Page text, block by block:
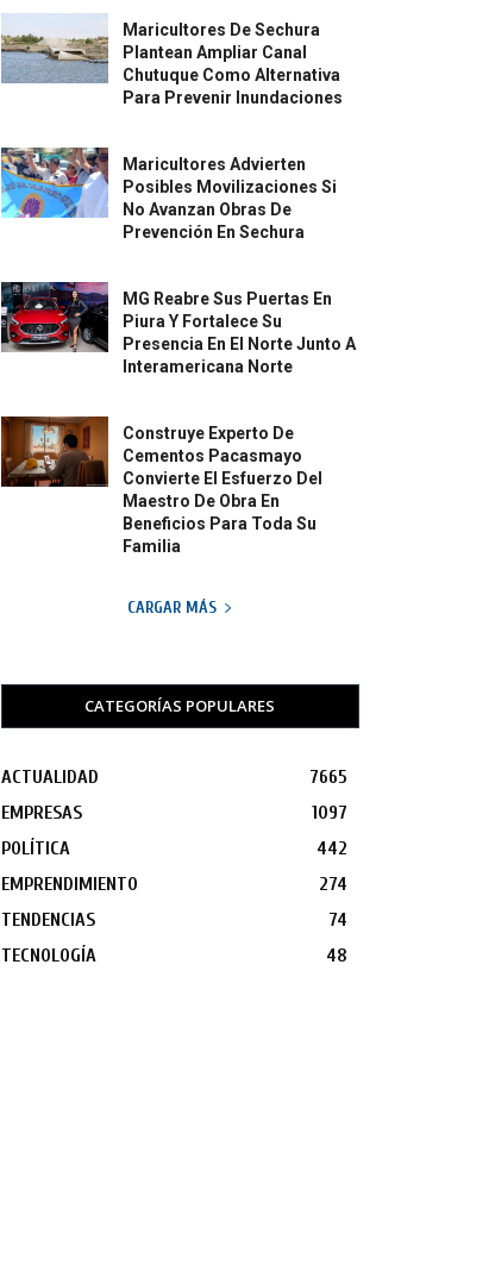
Maricultores De Sechura
Plantean Ampliar Canal
Chutuque Como Alternativa
Para Prevenir Inundaciones
Maricultores Advierten
Posibles Movilizaciones Si
No Avanzan Obras De
Prevención En Sechura
MG Reabre Sus Puertas En
Piura Y Fortalece Su
Presencia En El Norte Junto A
Interamericana Norte
Construye Experto De
Cementos Pacasmayo
Convierte El Esfuerzo Del
Maestro De Obra En
Beneficios Para Toda Su
Familia
CARGAR MÁS
CATEGORÍAS POPULARES
ACTUALIDAD
7665
EMPRESAS
1097
POLÍTICA
442
EMPRENDIMIENTO
274
TENDENCIAS
74
TECNOLOGÍA
48